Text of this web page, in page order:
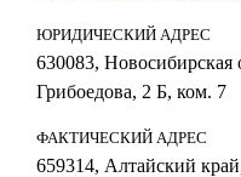
ЮРИДИЧЕСКИЙ АДРЕС
630083, Новосибирская
Грибоедова, 2 Б, ком. 7
ФАКТИЧЕСКИЙ АДРЕС
659314, Алтайский